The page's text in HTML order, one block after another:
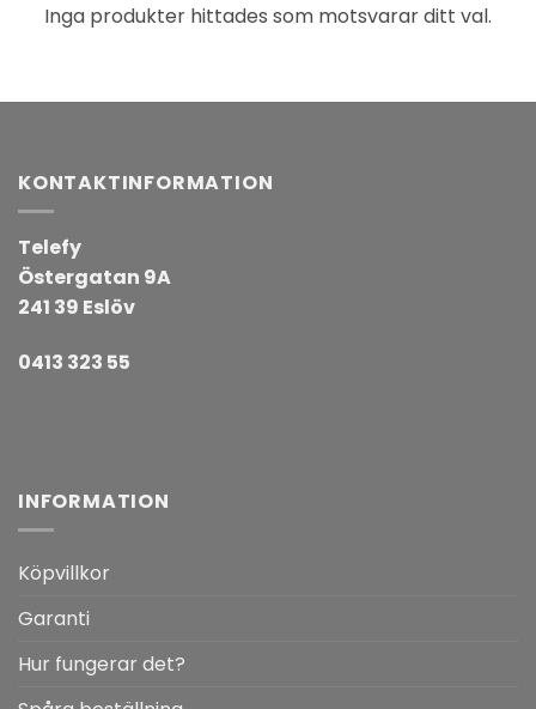
Inga produkter hittades som motsvarar ditt val.
KONTAKTINFORMATION
Telefy
Östergatan 9A
241 39 Eslöv
0413 323 55
INFORMATION
Köpvillkor
Garanti
Hur fungerar det?